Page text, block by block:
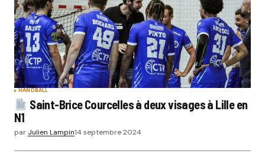
HANDBALL
Saint-Brice Courcelles à deux visages à Lille en
N1
par Julien Lampin14 septembre 2024